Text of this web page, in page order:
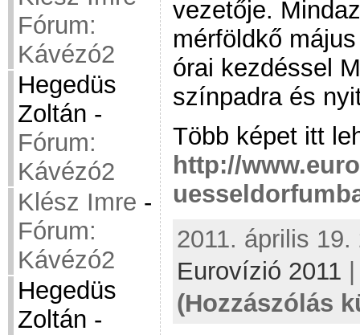
Fórum:
Kávézó2
Hegedüs
Zoltán -
Fórum:
Kávézó2
Klész Imre -
Fórum:
Kávézó2
Hegedüs
Zoltán -
vezetője.
mérföldkő
órai kezdéssel
színpadra és
Több képet itt
http://
2011. április
Eurovízió 2011
(Hozzászólás